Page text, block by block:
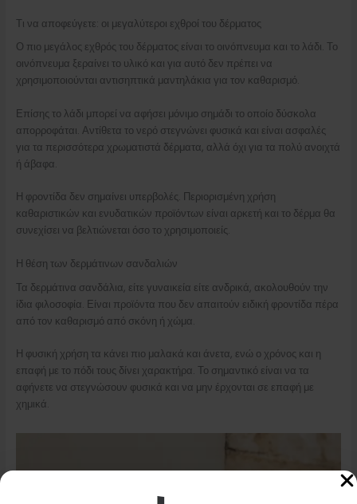
Τι να αποφεύγετε: οι μεγαλύτεροι εχθροί του δέρματος
Ο πιο μεγάλος εχθρός του δέρματος είναι το οινόπνευμα και το λάδι. Το
οινόπνευμα ξεραίνει το υλικό και για αυτό δεν πρέπει να
χρησιμοποιούνται αντισηπτικά μαντηλάκια για τον καθαρισμό.
Επίσης το λάδι μπορεί να αφήσει μόνιμο σημάδι το οποίο δύσκολα
απορροφάται. Αντίθετα το νερό στεγνώνει φυσικά και είναι ασφαλές
για τα περισσότερα χρωματιστά δέρματα, αλλά όχι για τα πολύ ανοιχτά
ή άβαφα.
Η φροντίδα δεν σημαίνει υπερβολές. Περιορισμένη χρήση
καθαριστικών και ενυδατικών προϊόντων είναι αρκετή και το δέρμα θα
συνεχίσει να βελτιώνεται όσο το χρησιμοποιείς.
Η θέση των δερμάτινων σανδαλιών
Τα δερμάτινα σανδάλια, είτε γυναικεία είτε ανδρικά, ακολουθούν την
ίδια φιλοσοφία. Είναι προϊόντα που δεν απαιτούν ειδική φροντίδα πέρα
από τον καθαρισμό από σκόνη ή χώμα.
Η φυσική χρήση τα κάνει πιο μαλακά και άνετα, ενώ ο χρόνος και η
επαφή με το πόδι τους δίνει χαρακτήρα. Το σημαντικό είναι να τα
αφήνετε να στεγνώσουν φυσικά και να μην έρχονται σε επαφή με
χημικά.